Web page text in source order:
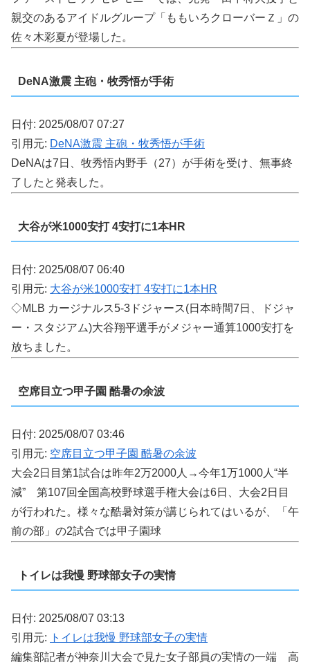
親交のあるアイドルグループ「ももいろクローバーＺ」の
佐々木彩夏が登場した。
DeNA激震 主砲・牧秀悟が手術
日付: 2025/08/07 07:27
引用元: DeNA激震 主砲・牧秀悟が手術
DeNAは7日、牧秀悟内野手（27）が手術を受け、無事終
了したと発表した。
大谷が米1000安打 4安打に1本HR
日付: 2025/08/07 06:40
引用元: 大谷が米1000安打 4安打に1本HR
◇MLB カージナルス5-3ドジャース(日本時間7日、ドジャ
ー・スタジアム)大谷翔平選手がメジャー通算1000安打を
放ちました。
空席目立つ甲子園 酷暑の余波
日付: 2025/08/07 03:46
引用元: 空席目立つ甲子園 酷暑の余波
大会2日目第1試合は昨年2万2000人→今年1万1000人“半
減” 第107回全国高校野球選手権大会は6日、大会2日目
が行われた。様々な酷暑対策が講じられてはいるが、「午
前の部」の2試合では甲子園球
トイレは我慢 野球部女子の実情
日付: 2025/08/07 03:13
引用元:
トイレは我慢 野球部女子の実情
編集部記者が神奈川大会で見た女子部員の実情の一端 高